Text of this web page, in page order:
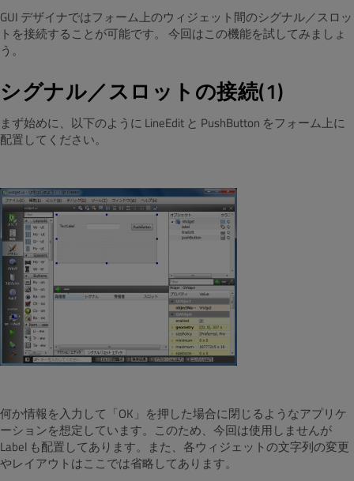
GUI デザイナではフォーム上のウィジェット間のシグナル／スロッ
トを接続することが可能です。 今回はこの機能を試してみましょ
う。
シグナル／スロットの接続(1)
まず始めに、以下のように LineEdit と PushButton をフォーム上に
配置してください。
何か情報を入力して「OK」を押した場合に閉じるようなアプリケ
ーションを想定しています。このため、今回は使用しませんが
Label も配置してあります。また、各ウィジェットの文字列の変更
やレイアウトはここでは省略してあります。